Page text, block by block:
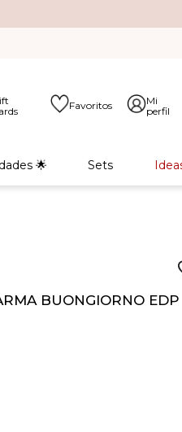
Favoritos
Mi
perfil
🌟 Sets
BUONGIORNO EDP